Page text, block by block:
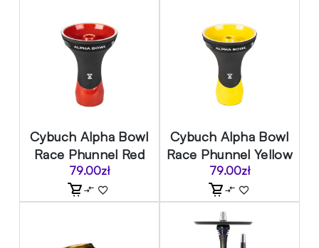
Cybuch Alpha Bowl
Race Phunnel Red
79.00zł
Cybuch Alpha Bowl
Race Phunnel Yellow
79.00zł